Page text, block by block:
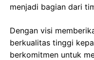
menjadi bagian dari
Dengan visi
berkualitas tinggi
berkomitmen untuk